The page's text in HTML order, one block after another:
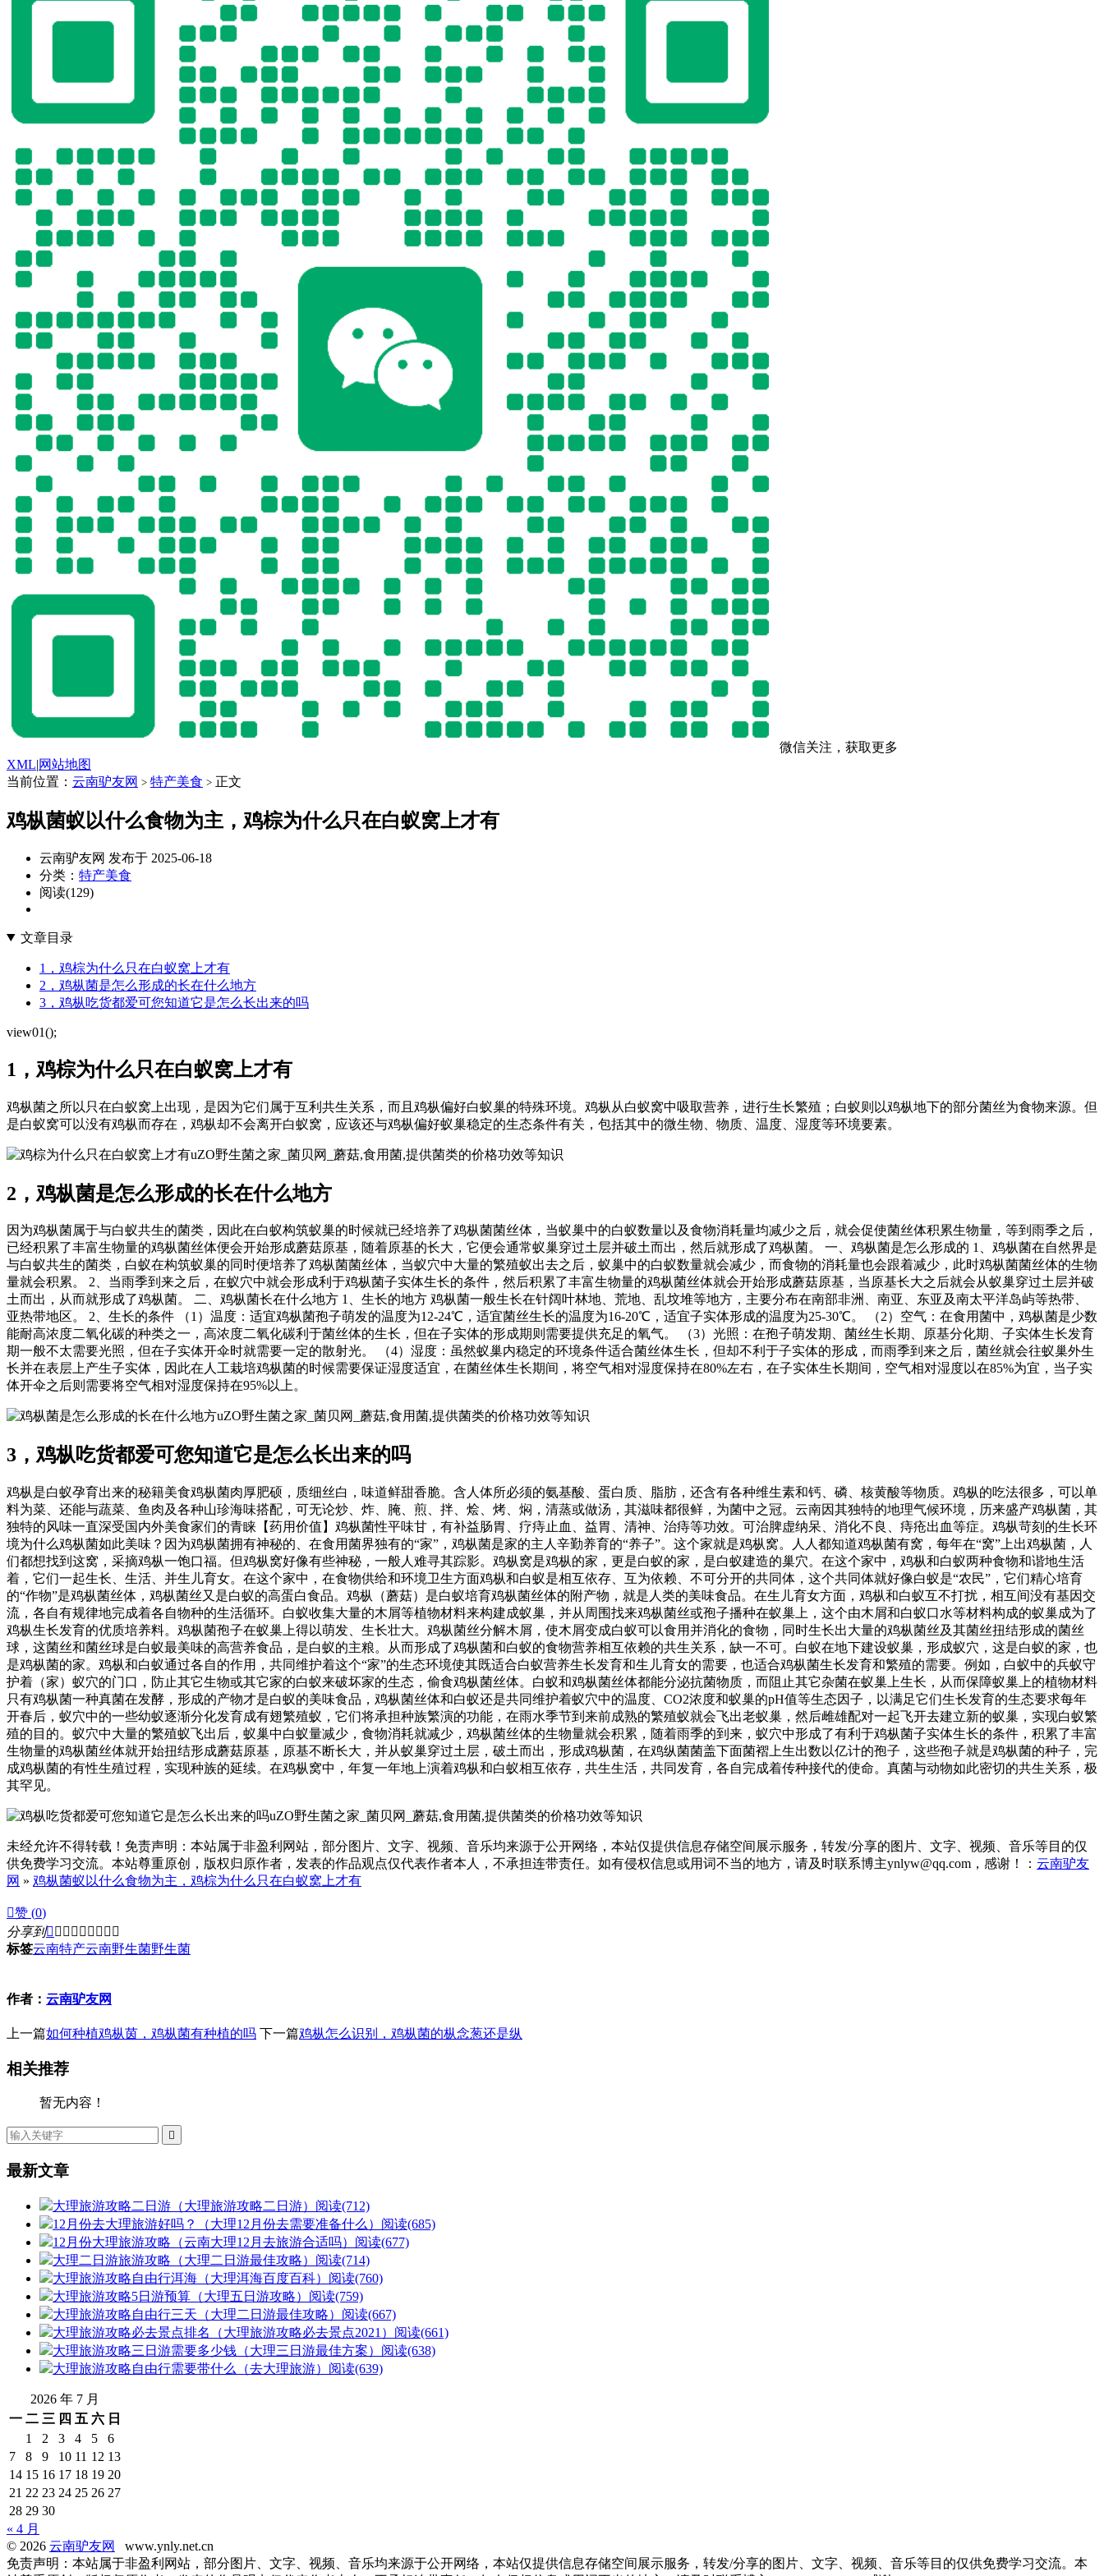
微信关注，获取更多
XML|网站地图
当前位置： 云南驴友网 > 特产美食 > 正文
鸡枞菌蚁以什么食物为主，鸡棕为什么只在白蚁窝上才有
云南驴友网 发布于 2025-06-18
分类： 特产美食
阅读(129)
文章目录
1，鸡棕为什么只在白蚁窝上才有
2，鸡枞菌是怎么形成的长在什么地方
3，鸡枞吃货都爱可您知道它是怎么长出来的吗
view01();
1，鸡棕为什么只在白蚁窝上才有
鸡枞菌之所以只在白蚁窝上出现，是因为它们属于互利共生关系，而且鸡枞偏好白蚁巢的特殊环境。鸡枞从白蚁窝中吸取营养，进行生长繁殖；白蚁则以鸡枞地下的部分菌丝为食物来源。但
是白蚁窝可以没有鸡枞而存在，鸡枞却不会离开白蚁窝，应该还与鸡枞偏好蚁巢稳定的生态条件有关，包括其中的微生物、物质、温度、湿度等环境要素。
uZO野生菌之家_菌贝网_蘑菇,食用菌,提供菌类的价格功效等知识
2，鸡枞菌是怎么形成的长在什么地方
因为鸡枞菌属于与白蚁共生的菌类，因此在白蚁构筑蚁巢的时候就已经培养了鸡枞菌菌丝体，当蚁巢中的白蚁数量以及食物消耗量均减少之后，就会促使菌丝体积累生物量，等到雨季之后，
已经积累了丰富生物量的鸡枞菌丝体便会开始形成蘑菇原基，随着原基的长大，它便会通常蚁巢穿过土层并破土而出，然后就形成了鸡枞菌。 一、鸡枞菌是怎么形成的 1、鸡枞菌在自然界是
与白蚁共生的菌类，白蚁在构筑蚁巢的同时便培养了鸡枞菌菌丝体，当蚁穴中大量的繁殖蚁出去之后，蚁巢中的白蚁数量就会减少，而食物的消耗量也会跟着减少，此时鸡枞菌菌丝体的生物
量就会积累。 2、当雨季到来之后，在蚁穴中就会形成利于鸡枞菌子实体生长的条件，然后积累了丰富生物量的鸡枞菌丝体就会开始形成蘑菇原基，当原基长大之后就会从蚁巢穿过土层并破
土而出，从而就形成了鸡枞菌。 二、鸡枞菌长在什么地方 1、生长的地方 鸡枞菌一般生长在针阔叶林地、荒地、乱坟堆等地方，主要分布在南部非洲、南亚、东亚及南太平洋岛屿等热带、
亚热带地区。 2、生长的条件 （1）温度：适宜鸡枞菌孢子萌发的温度为12-24℃，适宜菌丝生长的温度为16-20℃，适宜子实体形成的温度为25-30℃。 （2）空气：在食用菌中，鸡枞菌是少数
能耐高浓度二氧化碳的种类之一，高浓度二氧化碳利于菌丝体的生长，但在子实体的形成期则需要提供充足的氧气。 （3）光照：在孢子萌发期、菌丝生长期、原基分化期、子实体生长发育
期一般不太需要光照，但在子实体开伞时就需要一定的散射光。 （4）湿度：虽然蚁巢内稳定的环境条件适合菌丝体生长，但却不利于子实体的形成，而雨季到来之后，菌丝就会往蚁巢外生
长并在表层上产生子实体，因此在人工栽培鸡枞菌的时候需要保证湿度适宜，在菌丝体生长期间，将空气相对湿度保持在80%左右，在子实体生长期间，空气相对湿度以在85%为宜，当子实
体开伞之后则需要将空气相对湿度保持在95%以上。
uZO野生菌之家_菌贝网_蘑菇,食用菌,提供菌类的价格功效等知识
3，鸡枞吃货都爱可您知道它是怎么长出来的吗
鸡枞是白蚁孕育出来的秘籍美食鸡枞菌肉厚肥硕，质细丝白，味道鲜甜香脆。含人体所必须的氨基酸、蛋白质、脂肪，还含有各种维生素和钙、磷、核黄酸等物质。鸡枞的吃法很多，可以单
料为菜、还能与蔬菜、鱼肉及各种山珍海味搭配，可无论炒、炸、腌、煎、拌、烩、烤、焖，清蒸或做汤，其滋味都很鲜，为菌中之冠。云南因其独特的地理气候环境，历来盛产鸡枞菌，其
独特的风味一直深受国内外美食家们的青睐【药用价值】鸡枞菌性平味甘，有补益肠胃、疗痔止血、益胃、清神、治痔等功效。可治脾虚纳呆、消化不良、痔疮出血等症。鸡枞苛刻的生长环
境为什么鸡枞菌如此美味？因为鸡枞菌拥有神秘的、在食用菌界独有的“家”，鸡枞菌是家的主人辛勤养育的“养子”。这个家就是鸡枞窝。人人都知道鸡枞菌有窝，每年在“窝”上出鸡枞菌，人
们都想找到这窝，采摘鸡枞一饱口福。但鸡枞窝好像有些神秘，一般人难寻其踪影。鸡枞窝是鸡枞的家，更是白蚁的家，是白蚁建造的巢穴。在这个家中，鸡枞和白蚁两种食物和谐地生活
着，它们一起生长、生活、并生儿育女。在这个家中，在食物供给和环境卫生方面鸡枞和白蚁是相互依存、互为依赖、不可分开的共同体，这个共同体就好像白蚁是“农民”，它们精心培育
的“作物”是鸡枞菌丝体，鸡枞菌丝又是白蚁的高蛋白食品。鸡枞（蘑菇）是白蚁培育鸡枞菌丝体的附产物，就是人类的美味食品。在生儿育女方面，鸡枞和白蚁互不打扰，相互间没有基因交
流，各自有规律地完成着各自物种的生活循环。白蚁收集大量的木屑等植物材料来构建成蚁巢，并从周围找来鸡枞菌丝或孢子播种在蚁巢上，这个由木屑和白蚁口水等材料构成的蚁巢成为了
鸡枞生长发育的优质培养料。鸡枞菌孢子在蚁巢上得以萌发、生长壮大。鸡枞菌丝分解木屑，使木屑变成白蚁可以食用并消化的食物，同时生长出大量的鸡枞菌丝及其菌丝扭结形成的菌丝
球，这菌丝和菌丝球是白蚁最美味的高营养食品，是白蚁的主粮。从而形成了鸡枞菌和白蚁的食物营养相互依赖的共生关系，缺一不可。白蚁在地下建设蚁巢，形成蚁穴，这是白蚁的家，也
是鸡枞菌的家。鸡枞和白蚁通过各自的作用，共同维护着这个“家”的生态环境使其既适合白蚁营养生长发育和生儿育女的需要，也适合鸡枞菌生长发育和繁殖的需要。例如，白蚁中的兵蚁守
护着（家）蚁穴的门口，防止其它生物或其它家的白蚁来破坏家的生态，偷食鸡枞菌丝体。白蚁和鸡枞菌丝体都能分泌抗菌物质，而阻止其它杂菌在蚁巢上生长，从而保障蚁巢上的植物材料
只有鸡枞菌一种真菌在发酵，形成的产物才是白蚁的美味食品，鸡枞菌丝体和白蚁还是共同维护着蚁穴中的温度、CO2浓度和蚁巢的pH值等生态因子，以满足它们生长发育的生态要求每年
开春后，蚁穴中的一些幼蚁逐渐分化发育成有翅繁殖蚁，它们将承担种族繁演的功能，在雨水季节到来前成熟的繁殖蚁就会飞出老蚁巢，然后雌雄配对一起飞开去建立新的蚁巢，实现白蚁繁
殖的目的。蚁穴中大量的繁殖蚁飞出后，蚁巢中白蚁量减少，食物消耗就减少，鸡枞菌丝体的生物量就会积累，随着雨季的到来，蚁穴中形成了有利于鸡枞菌子实体生长的条件，积累了丰富
生物量的鸡枞菌丝体就开始扭结形成蘑菇原基，原基不断长大，并从蚁巢穿过土层，破土而出，形成鸡枞菌，在鸡纵菌菌盖下面菌褶上生出数以亿计的孢子，这些孢子就是鸡枞菌的种子，完
成鸡枞菌的有性生殖过程，实现种族的延续。在鸡枞窝中，年复一年地上演着鸡枞和白蚁相互依存，共生生活，共同发育，各自完成着传种接代的使命。真菌与动物如此密切的共生关系，极
其罕见。
uZO野生菌之家_菌贝网_蘑菇,食用菌,提供菌类的价格功效等知识
未经允许不得转载！免责声明：本站属于非盈利网站，部分图片、文字、视频、音乐均来源于公开网络，本站仅提供信息存储空间展示服务，转发/分享的图片、文字、视频、音乐等目的仅
供免费学习交流。本站尊重原创，版权归原作者，发表的作品观点仅代表作者本人，不承担连带责任。如有侵权信息或用词不当的地方，请及时联系博主ynlyw@qq.com，感谢！： 云南驴友
网 » 鸡枞菌蚁以什么食物为主，鸡棕为什么只在白蚁窝上才有
赞 (0)
分享到        
标签云南特产云南野生菌野生菌
作者： 云南驴友网
上一篇如何种植鸡枞茵，鸡枞菌有种植的吗 下一篇鸡枞怎么识别，鸡枞菌的枞念葱还是纵
相关推荐
暂无内容！

最新文章
大理旅游攻略二日游（大理旅游攻略二日游） 阅读(712)
12月份去大理旅游好吗？（大理12月份去需要准备什么） 阅读(685)
12月份大理旅游攻略（云南大理12月去旅游合适吗） 阅读(677)
大理二日游旅游攻略（大理二日游最佳攻略） 阅读(714)
大理旅游攻略自由行洱海（大理洱海百度百科） 阅读(760)
大理旅游攻略5日游预算（大理五日游攻略） 阅读(759)
大理旅游攻略自由行三天（大理二日游最佳攻略） 阅读(667)
大理旅游攻略必去景点排名（大理旅游攻略必去景点2021） 阅读(661)
大理旅游攻略三日游需要多少钱（大理三日游最佳方案） 阅读(638)
大理旅游攻略自由行需要带什么（去大理旅游） 阅读(639)
2026 年 7 月
一 二 三 四 五 六 日
1
2 3 4 5
6
7
8 9 10 11 12 13
14 15 16 17 18 19 20
21 22 23 24 25 26 27
28 29 30
« 4 月
© 2026 云南驴友网
www.ynly.net.cn
免责声明：本站属于非盈利网站，部分图片、文字、视频、音乐均来源于公开网络，本站仅提供信息存储空间展示服务，转发/分享的图片、文字、视频、音乐等目的仅供免费学习交流。本